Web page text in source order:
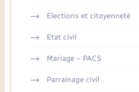
Elections et citoyenneté
Etat civil
Mariage – PACS
Parrainage civil